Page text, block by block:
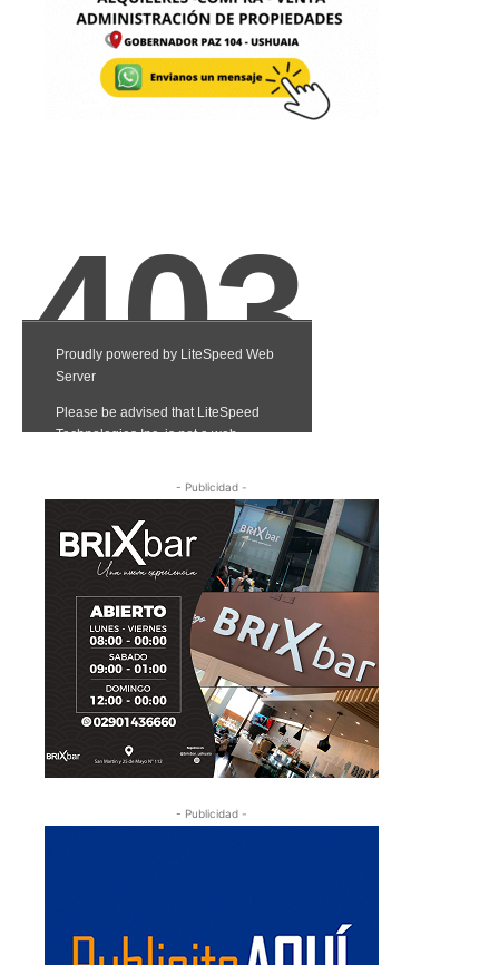
- Publicidad -
- Publicidad -